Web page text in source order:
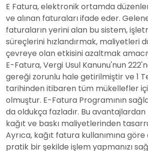
E Fatura, elektronik ortamda
ve alınan faturaları ifade eder.
faturaların yerini alan bu sistem,
süreçlerini hızlandırmak, maliyetleri
çevreye olan etkisini azaltmak
E-Fatura, Vergi Usul Kanunu'nun
gereği zorunlu hale getirilmiştir ve 1
tarihinden itibaren tüm mükellefler
olmuştur. E-Fatura Programının
da oldukça fazladır. Bu
kağıt ve baskı maliyetlerinden
Ayrıca, kağıt fatura kullanımına göre
pratik bir şekilde işlem yapmanızı